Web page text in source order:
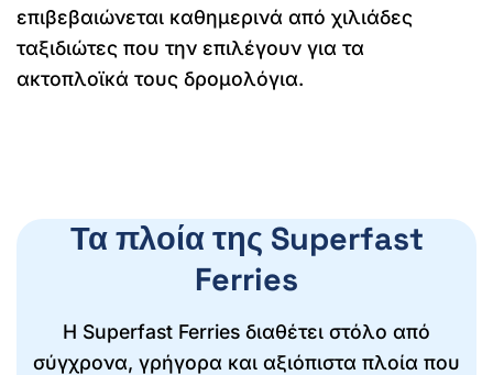
επιβεβαιώνεται καθημερινά από χιλιάδες
ταξιδιώτες που την επιλέγουν για τα
ακτοπλοϊκά τους δρομολόγια.
Τα πλοία της Superfast
Ferries
Η Superfast Ferries διαθέτει στόλο από
σύγχρονα, γρήγορα και αξιόπιστα πλοία που